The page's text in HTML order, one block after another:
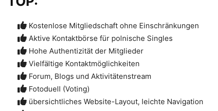
Kostenlose Mitgliedschaft ohne Einschränkungen
Aktive Kontaktbörse für polnische Singles
Hohe Authentizität der Mitglieder
Vielfältige Kontaktmöglichkeiten
Forum, Blogs und Aktivitätenstream
Fotoduell (Voting)
übersichtliches Website-Layout, leichte Navigation